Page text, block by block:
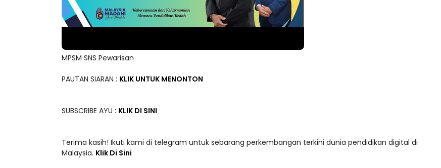
MPSM SNS Pewarisan
PAUTAN SIARAN : KLIK UNTUK MENONTON
SUBSCRIBE AYU : KLIK DI SINI
Terima kasih! Ikuti kami di telegram untuk sebarang perkembangan terkini dunia pendidikan digital di
Malaysia. Klik Di Sini